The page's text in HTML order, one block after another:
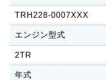
TRH228-0007XXX
エンジン型式
2TR
年式